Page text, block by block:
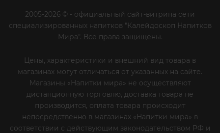
2005-2026 © - официальный сайт-витрина сети
специализированных напитков "Калейдоскоп Напитков
Мира". Все права защищены.
Цены, характеристики и внешний вид товара в
магазинах могут отличаться от указанных на сайте.
Магазины «Напитки мира» не осуществляют
дистанционную торговлю, доставка товара не
производится, оплата товара происходит
непосредственно в магазинах «Напитки мира» в
соответствии с действующим законодательством РФ и